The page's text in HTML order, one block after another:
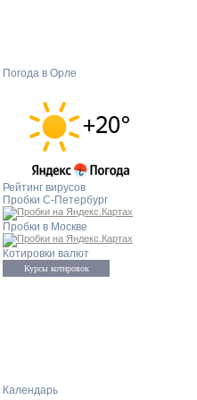
Погода в Орле
Рейтинг вирусов
Пробки С-Петербург
Пробки в Москве
Котировки валют
Курсы котировок
Календарь